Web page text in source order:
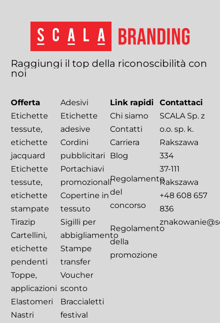
Offerta
Etichette
tessute,
etichette
jacquard
Etichette
tessute,
etichette
stampate
Tirazip
Cartellini,
etichette
pendenti
Toppe,
applicazioni
Elastomeri
Nastri
Adesivi
Etichette
adesive
Cordini
pubblicitari
Portachiavi
promozionali
Copertine in
tessuto
Sigilli per
abbigliamento
Stampe
transfer
Voucher
sconto
Braccialetti
festival
Link rapidi
Chi siamo
Contatti
Carriera
Blog
Regolamento
del
concorso
Regolamento
della
promozione
Contattaci
SCALA Sp. z
o.o. sp. k.
Rakszawa
334
37-111
Rakszawa
+48 608 657
836
Raggiungi il top della riconoscibilità con
noi